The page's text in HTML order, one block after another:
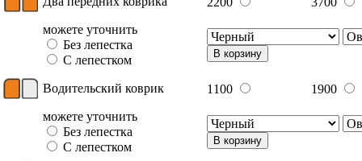
можете уточнить
Без лепестка
С лепестком
В корзину
Водительский коврик 1100
1900
можете уточнить
Без лепестка
С лепестком
В корзину